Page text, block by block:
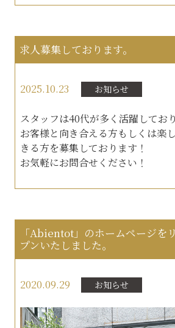
求人募集しております。
2025.10.23 お知らせ
スタッフは40代が多く活躍してお
お客様と向き合える方もしくは楽
きる方を募集しております！
お気軽にお問合せください！
「Abientot」のホームページを
プンいたしました。
2020.09.29 お知らせ